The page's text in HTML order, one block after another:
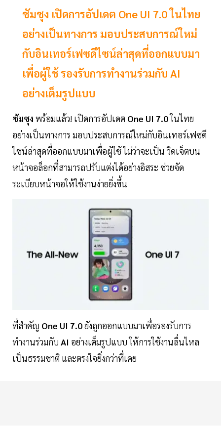
ซัมซุง เปิดการอัปเดต One UI 7.0 ในไทย
อย่างเป็นทางการ มอบประสบการณ์ใหม่
กับอินเทอร์เฟซดีไซน์ล่าสุดที่ออกแบบมา
เพื่อผู้ใช้ รองรับการทำงานร่วมกับ AI
อย่างเต็มรูปแบบ
ซัมซุง พร้อมแล้ว! เปิดการอัปเดต One UI 7.0ในไทย
อย่างเป็นทางการ มอบประสบการณ์ใหม่กับอินเทอร์เฟซดี
ไซน์ล่าสุดที่ออกแบบมาเพื่อผู้ใช้ ไม่ว่าจะเป็น วิดเจ็ตบน
หน้าจอล็อกที่สามารถปรับแต่งได้อย่างอิสระ ช่วยจัด
ระเบียบหน้าจอให้ใช้งานง่ายยิ่งขึ้น
ที่สำคัญ One UI 7.0ยังถูกออกแบบมาเพื่อรองรับการ
ทำงานร่วมกับ AI อย่างเต็มรูปแบบ ให้การใช้งานลื่นไหล
เป็นธรรมชาติ และตรงใจยิ่งกว่าที่เคย